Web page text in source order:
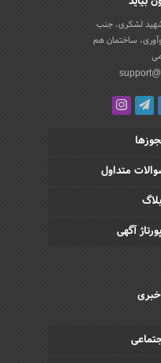
شهید لشکری، جنب
ساختمان هم
متداول
آگهی